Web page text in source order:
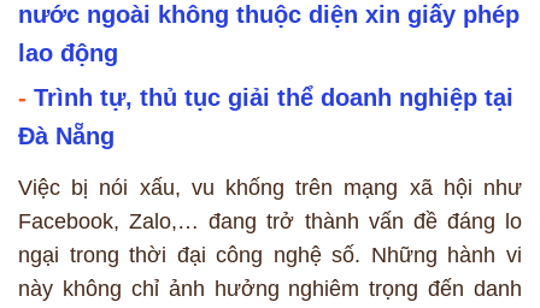
nước ngoài không thuộc diện xin giấy phép
lao động
- Trình tự, thủ tục giải thể doanh nghiệp tại
Đà Nẵng
Việc bị nói xấu, vu khống trên mạng xã hội như
Facebook, Zalo,… đang trở thành vấn đề đáng lo
ngại trong thời đại công nghệ số. Những hành vi
này không chỉ ảnh hưởng nghiêm trọng đến danh